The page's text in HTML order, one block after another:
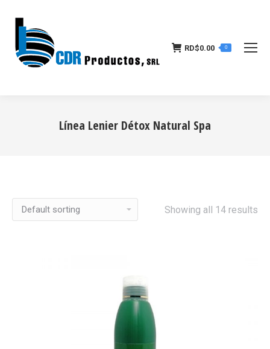
RD$0.00 0
Línea Lenier Détox Natural Spa
Showing all 14 results